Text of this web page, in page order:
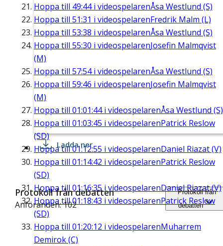
Hoppa till 49:44i videospelarenÅsa Westlund (S)
Hoppa till 51:31 i videospelarenFredrik Malm (L)
Hoppa till 53:38 i videospelarenÅsa Westlund (S)
Hoppa till 55:30 i videospelarenJosefin Malmqvist
(M)
Hoppa till 57:54i videospelarenÅsa Westlund (S)
Hoppa till 59:46 i videospelarenJosefin Malmqvist
(M)
Hoppa till 01:01:44i videospelarenÅsa Westlund (S)
Hoppa till 01:03:45 i videospelarenPatrick Reslow
(SD)
Hoppa till01:12:55 i videospelarenDaniel Riazat (V)
Hoppa till 01:14:42 i videospelarenPatrick Reslow
(SD)
Hoppa till 01:16:35 i videospelarenDaniel Riazat (V)
Hoppa till01:18:43 i videospelarenPatrick Reslow
(SD)
Hoppa till 01:20:12 i videospelarenMuharrem
Demirok (C)
Ladda ner
Protokoll från debatten
Anföranden: 102
Protokoll från
debatten